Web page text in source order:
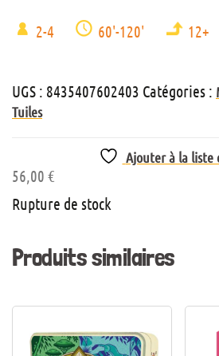
2-4 60'-120' 12+
UGS : 8435407602403 Catégories :
Tuiles
Ajouter à la liste
56,00 €
Rupture de stock
Produits similaires